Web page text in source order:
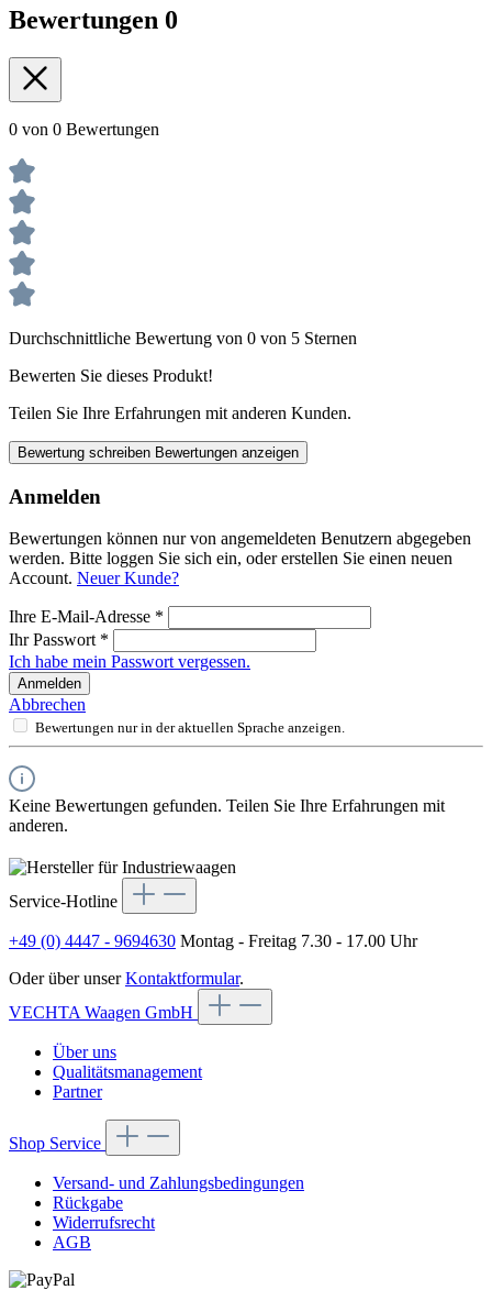
Bewertungen 0
0 von 0 Bewertungen
Durchschnittliche Bewertung von 0 von 5 Sternen
Bewerten Sie dieses Produkt!
Teilen Sie Ihre Erfahrungen mit anderen Kunden.
Bewertung schreiben Bewertungen anzeigen
Anmelden
Bewertungen können nur von angemeldeten Benutzern abgegeben
werden. Bitte loggen Sie sich ein, oder erstellen Sie einen neuen
Account. Neuer Kunde?
Ihre E-Mail-Adresse *
Ihr Passwort *
Ich habe mein Passwort vergessen.
Anmelden
Abbrechen
Bewertungen nur in der aktuellen Sprache anzeigen.
Keine Bewertungen gefunden. Teilen Sie Ihre Erfahrungen mit
anderen.
Service-Hotline
+49 (0) 4447 - 9694630 Montag - Freitag 7.30 - 17.00 Uhr
Oder über unserKontaktformular.
VECHTA Waagen GmbH
Über uns
Qualitätsmanagement
Partner
Shop Service
Versand- und Zahlungsbedingungen
Rückgabe
Widerrufsrecht
AGB